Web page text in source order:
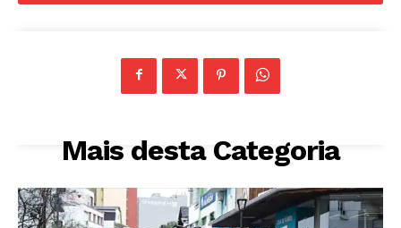
Mais desta Categoria